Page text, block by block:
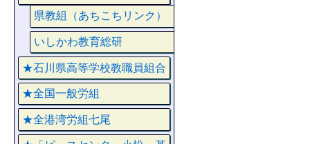
県教組（あちこちリンク）
いしかわ教育総研
★石川県高等学校教職員組合
★全国一般労組
★全港湾労組七尾